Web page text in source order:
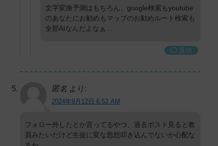
文字変換予測はもちろん、google検索もyoutube
のあなたにお勧めもマップのお勧めルート検索も
全部AIなんだよなぁ…
返信
匿名 より:
2024年9月12日 6:52 AM
フォロー外したとか言ってるやつ、過去ポスト見ると教
員みたいだけど生徒に変な思想叩き込んでないか心配な